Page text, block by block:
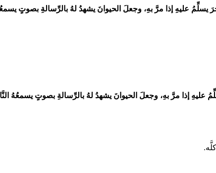
يسلِّمُ عليهِ إذا مرَّ بهِ، وجعلَ الحيوانَ يشهدُ لهُ بالرِّسالةِ بصوتٍ
إذا مرَّ بهِ، وجعلَ الحيوانَ يشهدُ لهُ بالرِّسالةِ بصوتٍ يسمعُهُ